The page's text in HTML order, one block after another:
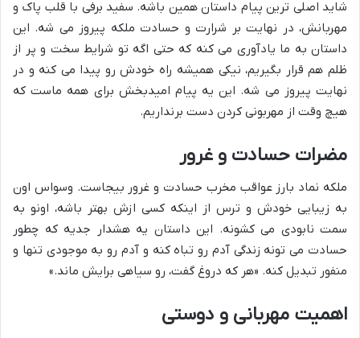
شاید اصلی ترین پیام داستان همین باشه. سفید برفی با قلب پاک و
مهربانش، در نهایت بر شرارت و حسادت ملکه پیروز می شه. این
داستان به ما یادآوری می کنه که حتی اگه تو شرایط سخت و پر از
ظلم هم قرار بگیریم، نیکی همیشه راه خودش رو پیدا می کنه و در
نهایت پیروز می شه. این یه پیام امیدبخش برای همه ماست که
هیچ وقت از مهربونی کردن دست برنداریم.
مضرات حسادت و غرور
ملکه نماد بارز عواقب مخرب حسادت و غرور بیجاست. وسواس اون
به زیبایی خودش و ترس از اینکه کسی ازش بهتر باشه، اونو به
سمت نابودی می کشونه. این داستان یه هشدار جدیه که چطور
حسادت می تونه زندگی آدم رو تباه کنه و آدم رو به موجودی تنها و
منفور تبدیل کنه. «هر که دروغ گفت، رو سیاهی برایش ماند.»
اهمیت مهربانی و دوستی